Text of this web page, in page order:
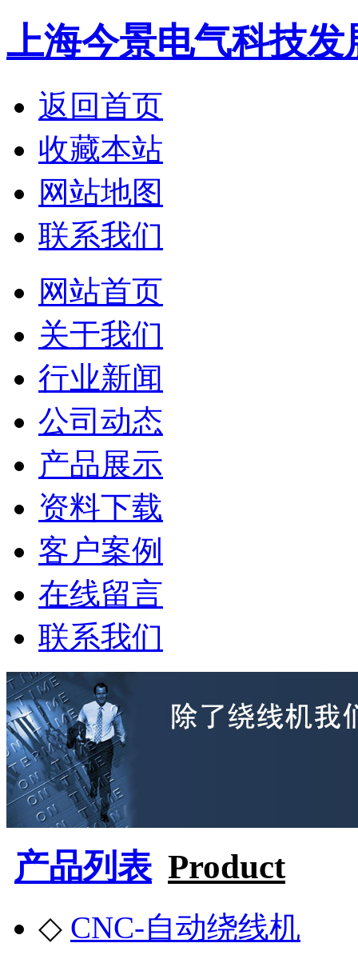
上海今景电气科技发
返回首页
收藏本站
网站地图
联系我们
网站首页
关于我们
行业新闻
公司动态
产品展示
资料下载
客户案例
在线留言
联系我们
产品列表 Product
◇ CNC-自动绕线机